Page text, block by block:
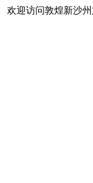
欢迎访问敦煌新沙州